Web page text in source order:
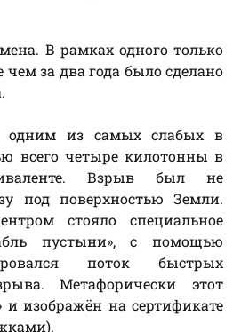
В рамках одного только
за два года было сделано
одним из самых слабых в
всего четыре килотонны в
Взрыв был не
под поверхностью Земли.
стояло специальное
пустыни», с помощью
поток быстрых
Метафорически этот
и изображён на сертификате